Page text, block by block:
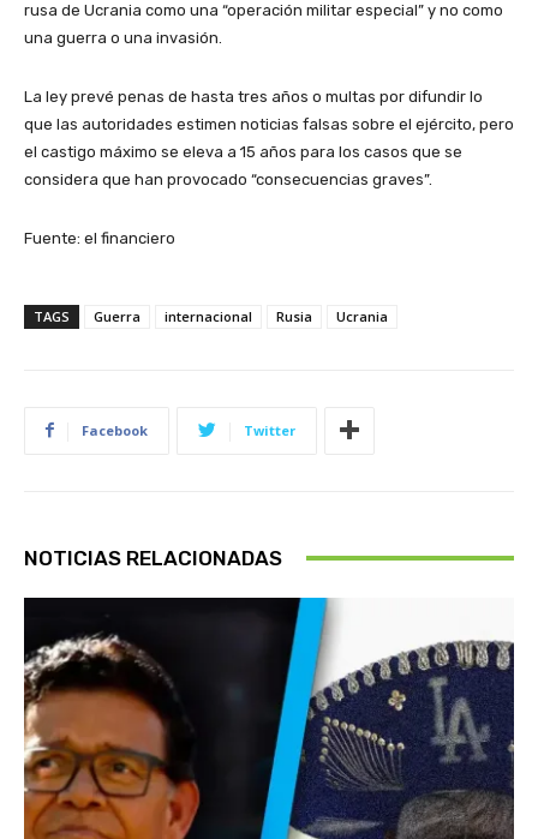
rusa de Ucrania como una “operación militar especial” y no como
una guerra o una invasión.
La ley prevé penas de hasta tres años o multas por difundir lo
que las autoridades estimen noticias falsas sobre el ejército, pero
el castigo máximo se eleva a 15 años para los casos que se
considera que han provocado “consecuencias graves”.
Fuente: el financiero
TAGS Guerra internacional Rusia Ucrania
Facebook Twitter
NOTICIAS RELACIONADAS